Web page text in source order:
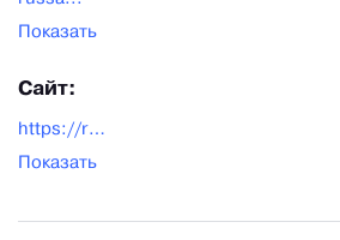
Показать
Сайт:
https://russarmug.ru/
Показать